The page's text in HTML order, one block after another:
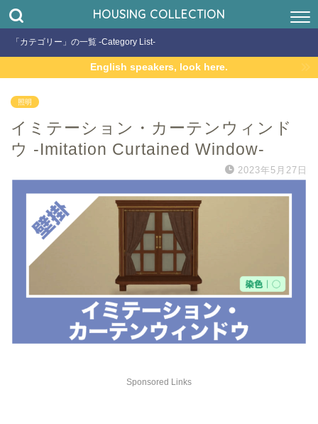
HOUSING COLLECTION
「カテゴリー」の一覧 -Category List-
English speakers, look here.
照明
イミテーション・カーテンウィンド
ウ -Imitation Curtained Window-
2023年5月27日
Sponsored Links